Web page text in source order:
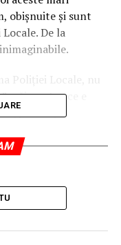
obişnuite şi sunt
De la
Poliţiei Locale, nu
păi pentru ce e
juridic,
public de care
au fost instituite
răspândirii